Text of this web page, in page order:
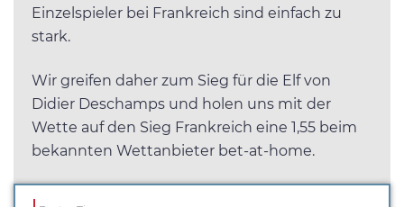
Einzelspieler bei Frankreich sind einfach zu
stark.
Wir greifen daher zum Sieg für die Elf von
Didier Deschamps und holen uns mit der
Wette auf den Sieg Frankreich eine 1,55 beim
bekannten Wettanbieter bet-at-home.